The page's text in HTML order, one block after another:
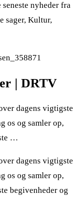
nyheder fra
sager, Kultur,
| DRTV
dagens vigtigste
os og samler op,
…
dagens vigtigste
os og samler op,
begivenheder og